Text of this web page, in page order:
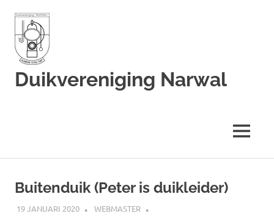
inhoud
Duikvereniging Narwal
MENU
Buitenduik (Peter is duikleider)
19 JANUARI 2020 WEBMASTER